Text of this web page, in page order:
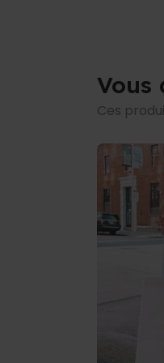
Vous
Ces